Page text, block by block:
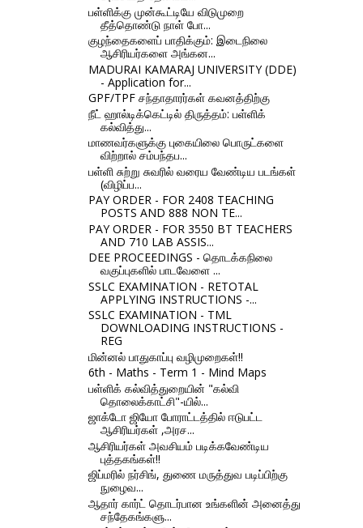
பள்ளிக்கு முன்கூட்டியே விடுமுறை
தீத்தொண்டு நாள் போ...
குழந்தைகளைப் பாதிக்கும்: இடைநிலை
ஆசிரியர்களை அங்கன...
MADURAI KAMARAJ UNIVERSITY (DDE)
- Application for...
GPF/TPF சந்தாதாரர்கள் கவனத்திற்கு
நீட் ஹால்டிக்கெட்டில் திருத்தம்: பள்ளிக்
கல்வித்து...
மாணவர்களுக்கு புகையிலை பொருட்களை
விற்றால் சம்பந்தப...
பள்ளி சுற்று சுவரில் வரைய வேண்டிய படங்கள்
(விழிப்ப...
PAY ORDER - FOR 2408 TEACHING
POSTS AND 888 NON TE...
PAY ORDER - FOR 3550 BT TEACHERS
AND 710 LAB ASSIS...
DEE PROCEEDINGS - தொடக்கநிலை
வகுப்புகளில் பாடவேளை ...
SSLC EXAMINATION - RETOTAL
APPLYING INSTRUCTIONS -...
SSLC EXAMINATION - TML
DOWNLOADING INSTRUCTIONS -
REG
மின்னல் பாதுகாப்பு வழிமுறைகள்!!
6th - Maths - Term 1 - Mind Maps
பள்ளிக் கல்வித்துறையின் "கல்வி
தொலைக்காட்சி"-யில்...
ஜாக்டோ ஜியோ போராட்டத்தில் ஈடுபட்ட
ஆசிரியர்கள் ,அரச...
ஆசிரியர்கள் அவசியம் படிக்கவேண்டிய
புத்தகங்கள்!!
ஜிப்மரில் நர்சிங், துணை மருத்துவ படிப்பிற்கு
நுழைவ...
ஆதார் கார்ட் தொடர்பான உங்களின் அனைத்து
சந்தேகங்களு...